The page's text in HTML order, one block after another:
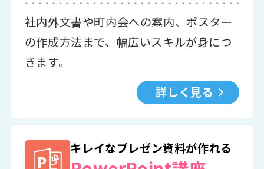
社内外文書や町内会への案内、ポスター
の作成方法まで、幅広いスキルが身につ
きます。
詳しく見る
キレイなプレゼン資料が作れる